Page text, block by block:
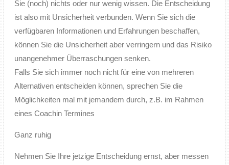
Sie (noch) nichts oder nur wenig wissen. Die Entscheidung
ist also mit Unsicherheit verbunden. Wenn Sie sich die
verfügbaren Informationen und Erfahrungen beschaffen,
können Sie die Unsicherheit aber verringern und das Risiko
unangenehmer Überraschungen senken.
Falls Sie sich immer noch nicht für eine von mehreren
Alternativen entscheiden können, sprechen Sie die
Möglichkeiten mal mit jemandem durch, z.B. im Rahmen
eines Coachin Termines
Ganz ruhig
Nehmen Sie Ihre jetzige Entscheidung ernst, aber messen